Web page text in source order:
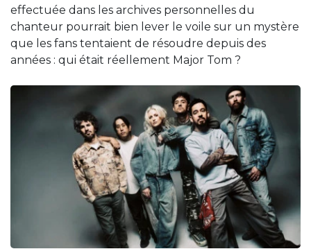
effectuée dans les archives personnelles du
chanteur pourrait bien lever le voile sur un mystère
que les fans tentaient de résoudre depuis des
années : qui était réellement Major Tom ?